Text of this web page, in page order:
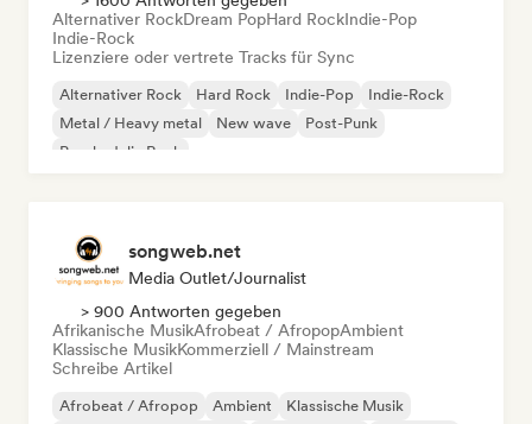
Alternativer RockDream PopHard RockIndie-Pop
Indie-Rock
Lizenziere oder vertrete Tracks für Sync
Alternativer Rock Hard Rock Indie-Pop
Indie-Rock
Metal / Heavy metal
New wave
Post-Punk
Psychedelic Rock
songweb.net
Media Outlet/Journalist
> 900 Antworten gegeben
Afrikanische MusikAfrobeat / AfropopAmbient
Klassische MusikKommerziell / Mainstream
Schreibe Artikel
Afrobeat / Afropop Ambient
Klassische Musik